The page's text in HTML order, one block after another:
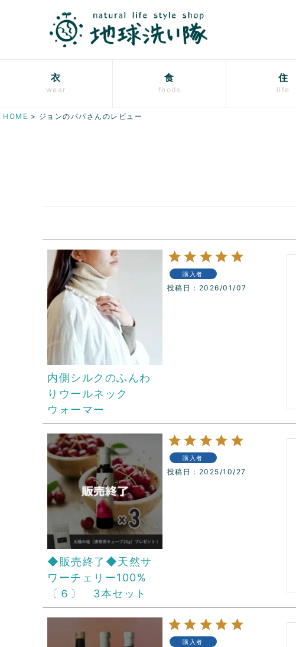
衣
wear
食
foods
住
life
HOME ジョンのパパさんのレビュー
内側シルクのふんわ
りウールネック
ウォーマー
購入者
投稿日 2026/01/07
◆販売終了◆天然サ
ワーチェリー100%
〔６〕 3本セット
購入者
投稿日 2025/10/27
購入者